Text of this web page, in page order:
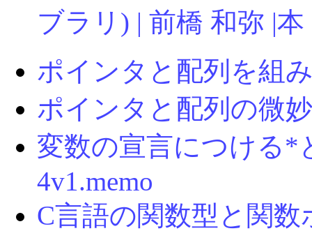
ブラリ) | 前橋 和弥 |本
ポインタと配列を組
ポインタと配列の微
変数の宣言につける*
4v1.memo
C言語の関数型と関